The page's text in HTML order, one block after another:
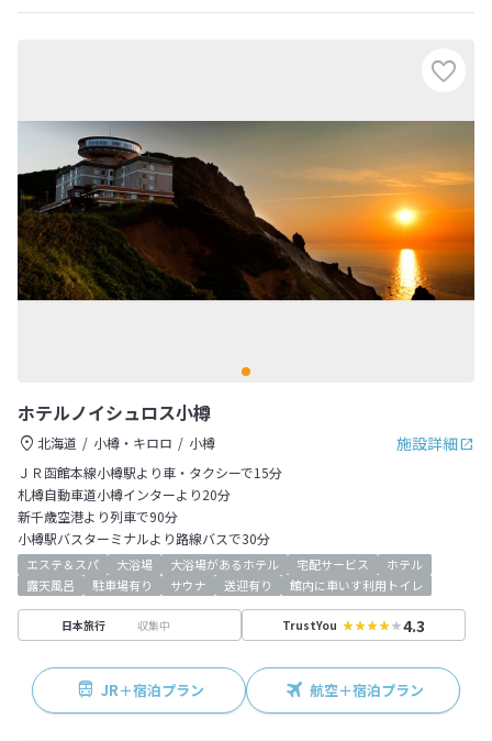
ホテルノイシュロス小樽
施設詳細
北海道 小樽・キロロ
小樽
ＪＲ函館本線小樽駅より車・タクシーで15分
札樽自動車道小樽インターより20分
新千歳空港より列車で90分
小樽駅バスターミナルより路線バスで30分
エステ＆スパ 大浴場 大浴場があるホテル 宅配サービス
ホテル
露天風呂
駐車場有り サウナ 送迎有り 館内に車いす利用トイレ
日本旅行 収集中 TrustYou 4.3
JR＋宿泊プラン 航空＋宿泊プラン